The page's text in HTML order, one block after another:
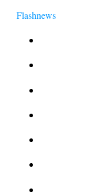
Flashnews